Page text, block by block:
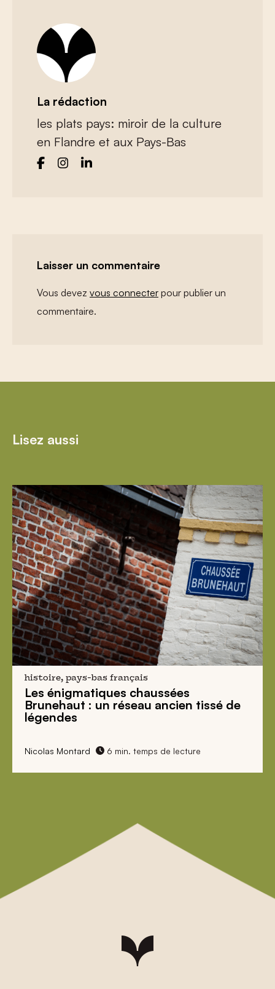
La rédaction
les plats pays: miroir de la culture
en Flandre et aux Pays-Bas
Laisser un commentaire
Vous devez vous connecter pour publier un
commentaire.
Lisez aussi
histoire, pays-bas français
Les énigmatiques chaussées
Brunehaut : un réseau ancien tissé de
légendes
Nicolas Montard 6 min. temps de lecture